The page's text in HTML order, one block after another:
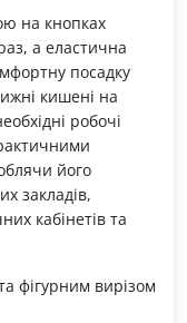
на кнопках
а еластична
посадку
кишені на
робочі
його
закладів,
кабінетів та
фігурним вирізом